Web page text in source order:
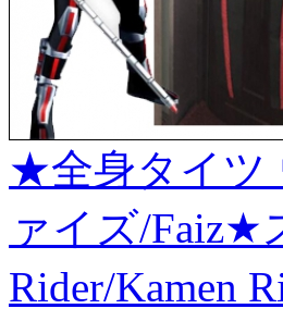
★全身タイツ
ァイズ/Faiz★
Rider/Kamen